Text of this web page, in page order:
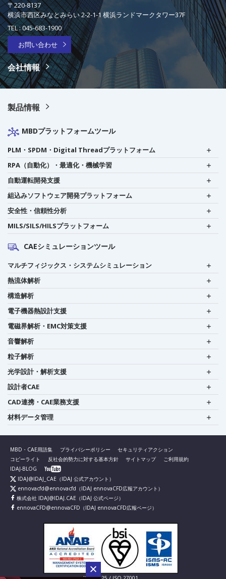
〒220-8137
横浜市西区みなとみらい 2-2-1-1 横浜ランドマークタワー37F
TEL :045-683-1900
お問い合わせ
会社情報
製品情報
MBDプラットフォームツール
PLM・SPDM・Digital Threadプラットフォーム
RPA（自動化）・最適化・機械学習
自動運転開発支援
組込みソフトウェア開発プラットフォーム
安全性・信頼性分析
MILS/SILS/HILSプラットフォーム
CAEシミュレーションツール
マルチフィジックス・システムシミュレーション
熱流体解析
構造解析
電子機器熱設計支援
電磁界解析・EMC対策支援
音響解析
粒子解析
光学設計・解析支援
設計者CAE
CAD連携・CAE業務支援
材料データ管理
MBD・CAE用語集 プライバシーポリシー
セキュリティアクション
コピーライト
反社会的勢力に対する基本方針 サイトマップ
ご利用規約
IDAJ-BLOG
IDAJ@IDAJ_CAE （IDAJ 公式アカウント）
ennovacfd@ennovacfd （IDAJ ennovaCFD広報アカウント）
株式会社 IDAJ@IDAJ.CAE （IDAJ 公式ページ）
ennovaCFD@ennovaCFD （IDAJ ennovaCFD広報ページ）